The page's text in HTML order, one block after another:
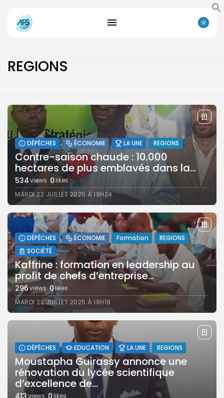
Search
for:
Search
Button
FR
REGIONS
DÉPÊCHES ÉCONOMIE LA UNE REGIONS
Contre-saison chaude : 10.000
hectares de plus emblavés dans la...
534views 0likes
MARDI 22 JUILLET 2025 À 19H24
DÉPÊCHES ÉCONOMIE Formation
REGIONS
SOCIÉTÉ
Kaffrine : formation en leadership au
profit de chefs d’entreprise...
296views 0likes
MARDI 22 JUILLET 2025 À 19H19
DÉPÊCHES EDUCATION LA UNE REGIONS
Moustapha Guirassy annonce une
rénovation du lycée scientifique
d’excellence de...
413views 0likes